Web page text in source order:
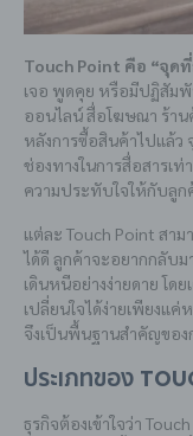
Touch Point คือ “จุด
เจอ พูดคุย หรือมีปฏิสัมพั
ออนไลน์ สื่อโฆษณา ร้า
หลังการซื้อสินค้าไปแล้ว
ช่องทางในการสื่อสารเท่
ความประทับใจให้กับลูก
แต่ละ Touch Point สา
ได้ดี ลูกค้าจะอยากกลับ
เดินหนีอย่างง่ายดาย โด
เปลี่ยนใจได้ง่ายเพียงแ
จึงเป็นพื้นฐานสำคัญของ
ประเภทของ
ธุรกิจต้องเข้าใจว่า